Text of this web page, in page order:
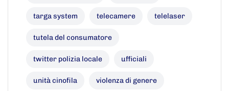
targa system telecamere telelaser
tutela del consumatore
twitter polizia locale ufficiali
unità cinofila violenza di genere